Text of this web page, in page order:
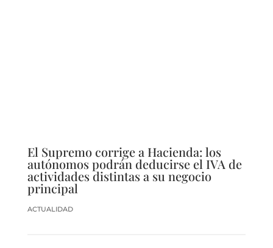
El Supremo corrige a Hacienda: los
autónomos podrán deducirse el IVA de
actividades distintas a su negocio
principal
ACTUALIDAD